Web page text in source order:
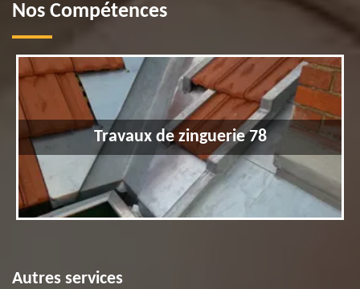
Nos Compétences
Travaux de zinguerie 78
Autres services